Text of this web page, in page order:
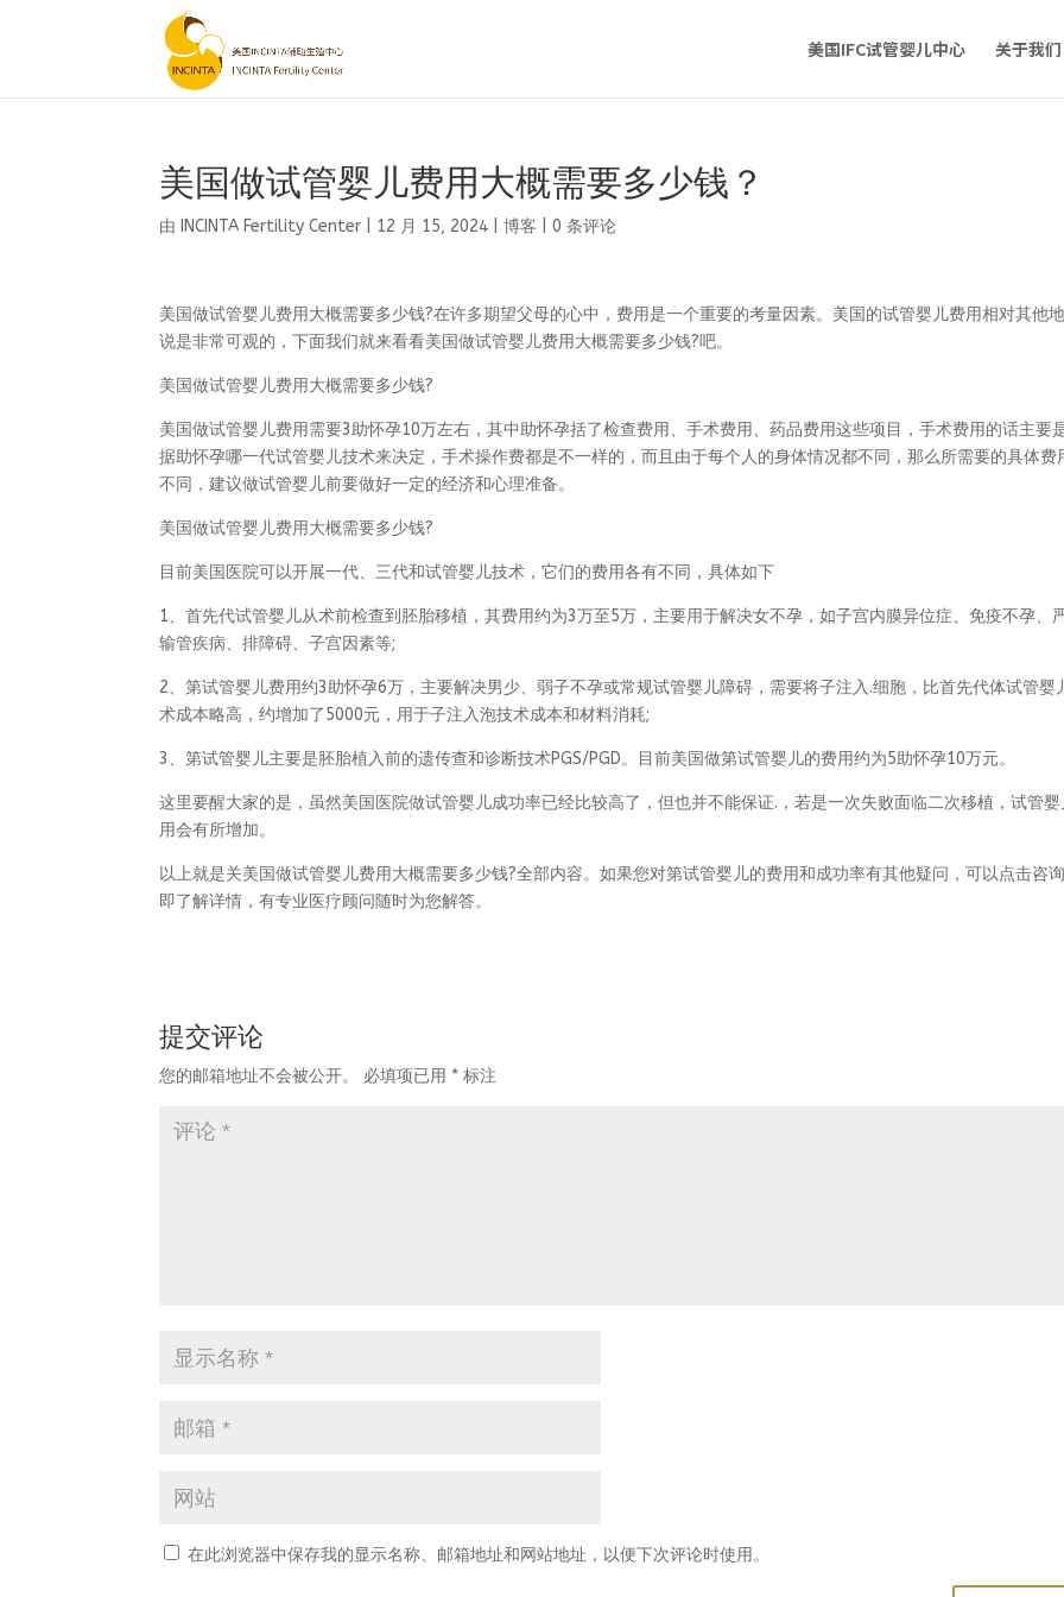
美国IFC试管婴儿中心 关于我们
美国做试管婴儿费用大概需要多少钱？
由 INCINTA Fertility Center 12 月 15, 2024 |博客 |0 条评论
美国做试管婴儿费用大概需要多少钱?在许多期望父母的心中，费用是一个重要的考量因素。美国的试管婴儿费用相对其他
说是非常可观的，下面我们就来看看美国做试管婴儿费用大概需要多少钱?吧。
美国做试管婴儿费用大概需要多少钱?
美国做试管婴儿费用需要3助怀孕10万左右，其中助怀孕括了检查费用、手术费用、药品费用这些项目，手术费用的话主要
据助怀孕哪一代试管婴儿技术来决定，手术操作费都是不一样的，而且由于每个人的身体情况都不同，那么所需要的具体费
不同，建议做试管婴儿前要做好一定的经济和心理准备。
美国做试管婴儿费用大概需要多少钱?
目前美国医院可以开展一代、三代和试管婴儿技术，它们的费用各有不同，具体如下
1、首先代试管婴儿从术前检查到胚胎移植，其费用约为3万至5万，主要用于解决女不孕，如子宫内膜异位症、免疫不孕、
输管疾病、排障碍、子宫因素等;
2、第试管婴儿费用约3助怀孕6万，主要解决男少、弱子不孕或常规试管婴儿障碍，需要将子注入.细胞，比首先代体试管婴
术成本略高，约增加了5000元，用于子注入泡技术成本和材料消耗;
3、第试管婴儿主要是胚胎植入前的遗传查和诊断技术PGS/PGD。目前美国做第试管婴儿的费用约为5助怀孕10万元。
这里要醒大家的是，虽然美国医院做试管婴儿成功率已经比较高了，但也并不能保证.，若是一次失败面临二次移植，试管
用会有所增加。
以上就是关美国做试管婴儿费用大概需要多少钱?全部内容。如果您对第试管婴儿的费用和成功率有其他疑问，可以点击咨
即了解详情，有专业医疗顾问随时为您解答。
提交评论
您的邮箱地址不会被公开。 必填项已用 * 标注
在此浏览器中保存我的显示名称、邮箱地址和网站地址，以便下次评论时使用。